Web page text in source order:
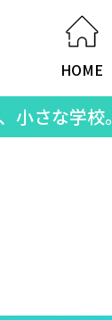
HOME
小さな学校。